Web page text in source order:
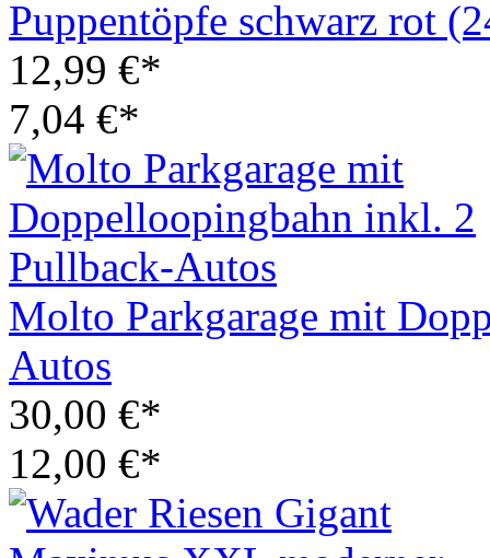
Puppentöpfe schwarz rot
12,99 €*
7,04 €*
Molto Parkgarage mit
Autos
30,00 €*
12,00 €*